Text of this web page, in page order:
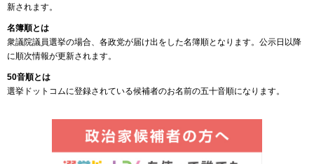
新されます。
名簿順とは
衆議院議員選挙の場合、各政党が届け出をした名簿順となります。公示日以降
に順次情報が更新されます。
50音順とは
選挙ドットコムに登録されている候補者のお名前の五十音順になります。